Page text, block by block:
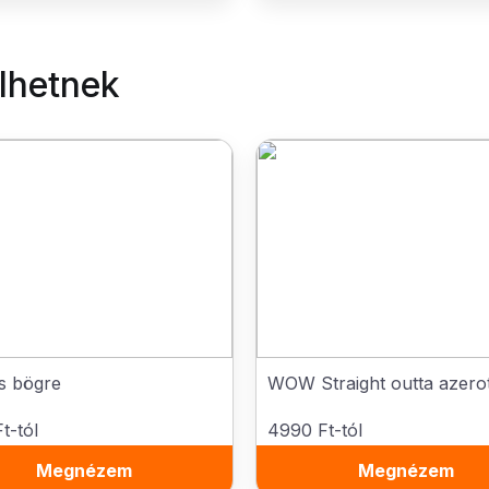
bögre
tól
Megnézem
WOW Straight outta
4990 Ft-tól
Megnézem